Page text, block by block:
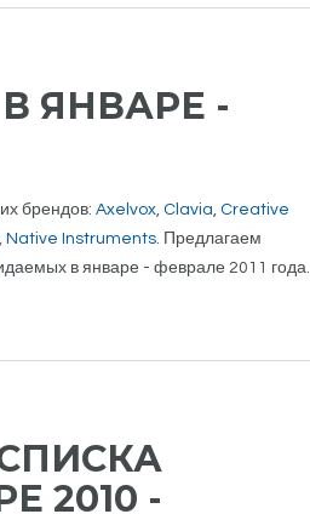
ЯНВАРЕ -
брендов: Axelvox, Clavia, Creative
, Native Instruments. Предлагаем
в январе - феврале 2011 года.
2010 -